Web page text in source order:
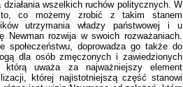
wszelkich ruchów politycznych. W
to, co możemy zrobić z takim stanem
utrzymania władzy państwowej i u
Newman rozwija w swoich rozważaniach.
społeczeństwu, doprowadza go także do
dla osób zmęczonych i zawiedzionych
którą uważa za najważniejszy element
której najistotniejszą część stanowi